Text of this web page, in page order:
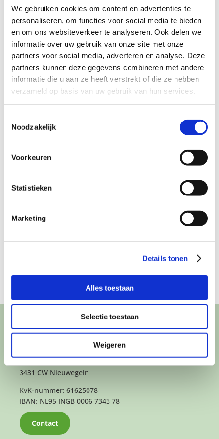
We gebruiken cookies om content en advertenties te
personaliseren, om functies voor social media te bieden
en om ons websiteverkeer te analyseren. Ook delen we
informatie over uw gebruik van onze site met onze
partners voor social media, adverteren en analyse. Deze
partners kunnen deze gegevens combineren met andere
informatie die u aan ze heeft verstrekt of die ze hebben
verzameld op basis van uw gebruik van hun services.
Noodzakelijk
Voorkeuren
Statistieken
Marketing
Details tonen
Alles toestaan
Selectie toestaan
Weigeren
naar:‘Hulp vragen bij een steungezin was
de beste beslissing van 2025’ –
Friesch Dagblad
CONTACT
Het kantoor- en postadres van Buurtgezinnen is:
3431 CW Nieuwegein
KvK-nummer: 61625078
IBAN: NL95 INGB 0006 7343 78
Contact